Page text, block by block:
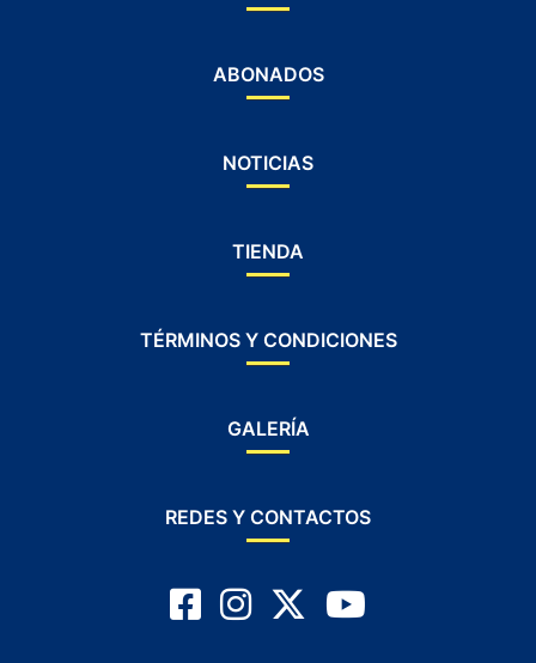
ABONADOS
NOTICIAS
TIENDA
TÉRMINOS Y CONDICIONES
GALERÍA
REDES Y CONTACTOS